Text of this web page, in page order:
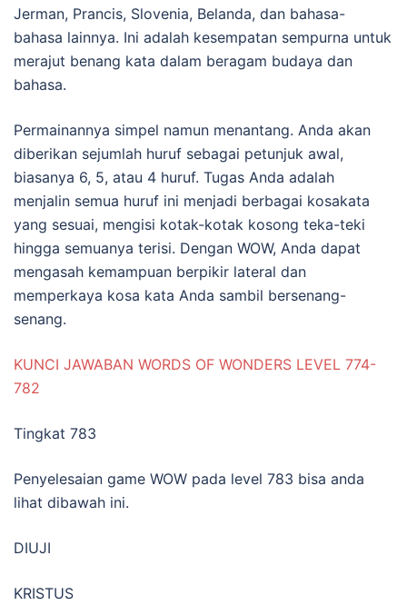
Jerman, Prancis, Slovenia, Belanda, dan bahasa-
bahasa lainnya. Ini adalah kesempatan sempurna untuk
merajut benang kata dalam beragam budaya dan
bahasa.
Permainannya simpel namun menantang. Anda akan
diberikan sejumlah huruf sebagai petunjuk awal,
biasanya 6, 5, atau 4 huruf. Tugas Anda adalah
menjalin semua huruf ini menjadi berbagai kosakata
yang sesuai, mengisi kotak-kotak kosong teka-teki
hingga semuanya terisi. Dengan WOW, Anda dapat
mengasah kemampuan berpikir lateral dan
memperkaya kosa kata Anda sambil bersenang-
senang.
KUNCI JAWABAN WORDS OF WONDERS LEVEL 774-
782
Tingkat 783
Penyelesaian game WOW pada level 783 bisa anda
lihat dibawah ini.
DIUJI
KRISTUS